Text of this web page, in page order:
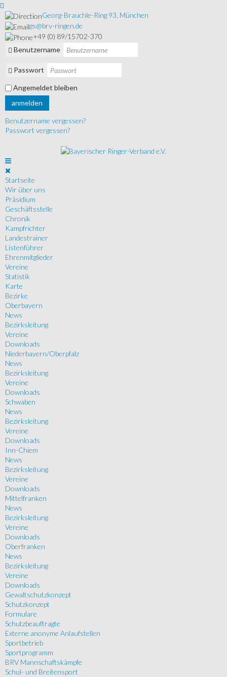
Georg-Brauchle-Ring 93, München
gs@brv-ringen.de
+49 (0) 89/15702-370
Benutzername
Passwort
Angemeldet bleiben
anmelden
Benutzername vergessen?
Passwort vergessen?
Startseite
Wir über uns
Präsidium
Geschäftsstelle
Chronik
Kampfrichter
Landestrainer
Listenführer
Ehrenmitglieder
Vereine
Statistik
Karte
Bezirke
Oberbayern
News
Bezirksleitung
Vereine
Downloads
Niederbayern/Oberpfalz
News
Bezirksleitung
Vereine
Downloads
Schwaben
News
Bezirksleitung
Vereine
Downloads
Inn-Chiem
News
Bezirksleitung
Vereine
Downloads
Mittelfranken
News
Bezirksleitung
Vereine
Downloads
Oberfranken
News
Bezirksleitung
Vereine
Downloads
Gewaltschutzkonzept
Schutzkonzept
Formulare
Schutzbeauftragte
Externe anonyme Anlaufstellen
Sportbetrieb
Sportprogramm
BRV Mannschaftskämpfe
Schul- und Breitensport